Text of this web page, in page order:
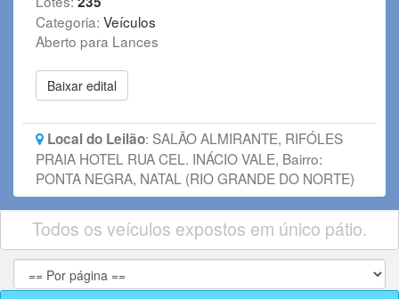
Categoria: Veículos
Aberto para Lances
Baixar edital
Local do Leilão: SALÃO ALMIRANTE, RIFÓLES
PRAIA HOTEL RUA CEL. INÁCIO VALE, Bairro:
PONTA NEGRA, NATAL (RIO GRANDE DO NORTE)
Todos os veículos expostos em único pátio.